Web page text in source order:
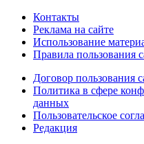
Контакты
Реклама на сайте
Использование
Правила пользования
Договор пользования
Политика в сфере
данных
Пользовательское
Редакция